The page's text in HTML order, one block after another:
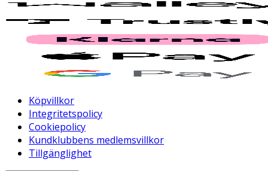
Köpvillkor
Integritetspolicy
Cookiepolicy
Kundklubbens medlemsvillkor
Tillgänglighet